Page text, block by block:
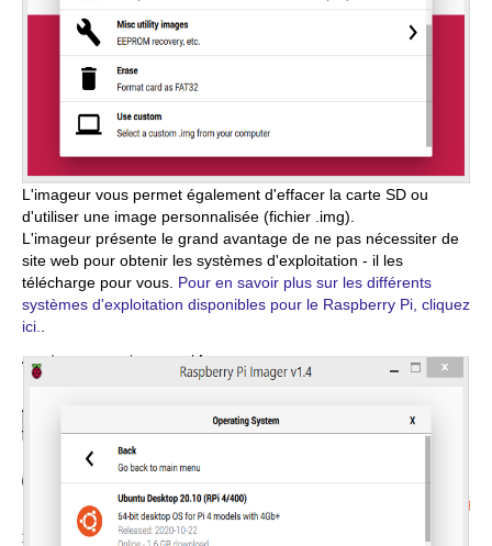
L'imageur vous permet également d'effacer la carte SD ou
d'utiliser une image personnalisée (fichier .img).
L'imageur présente le grand avantage de ne pas nécessiter de
site web pour obtenir les systèmes d'exploitation - il les
télécharge pour vous. Pour en savoir plus sur les différents
systèmes d'exploitation disponibles pour le Raspberry Pi, cliquez
ici.